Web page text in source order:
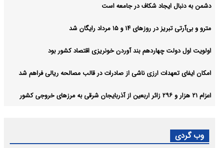
دشمن به دنبال ایجاد شکاف در جامعه است
مترو و بی‌آرتی تبریز در روزهای ۱۴ و ۱۵ مرداد رایگان شد
اولویت اول دولت چهاردهم بند آوردن خونریزی اقتصاد کشور بود
امکان ایفای تعهدات ارزی ناشی از صادرات در قالب مصالحه ریالی فراهم شد
اعزام ۲۱ هزار و ۲۹۶ زائر اربعین از آذربایجان شرقی به مرزهای خروجی کشور
وب گردی